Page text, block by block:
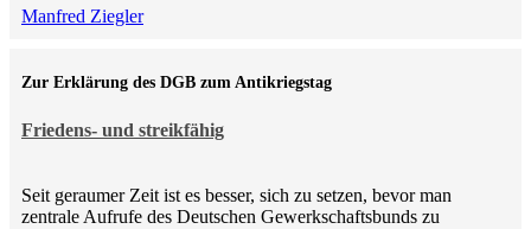
Manfred Ziegler
Friedens- und streikfähig
Zur Erklärung des DGB zum Antikriegstag
Seit geraumer Zeit ist es besser, sich zu setzen, bevor man
zentrale Aufrufe des Deutschen Gewerkschaftsbunds zu